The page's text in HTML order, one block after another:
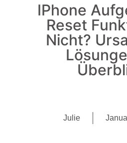
IPhone
Reset
Nicht?
Julie